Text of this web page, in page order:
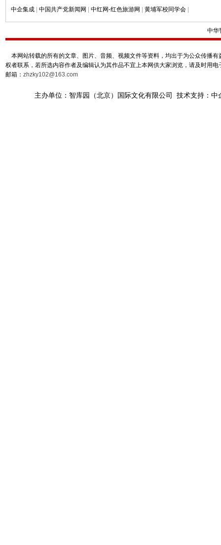
中企集成 中国共产党新闻网 中红网-红色旅游网 黄埔军校同学会
中华
本网站转载的所有的文章、图片、音频、视频文件等资料，均出于为公众传播
权者联系，若所选内容作者及编辑认为其作品不宜上本网供大家浏览，请及时用
邮箱： zhzky102@163.com
主办单位：智库园（北京）国际文化有限公司 技术支持：